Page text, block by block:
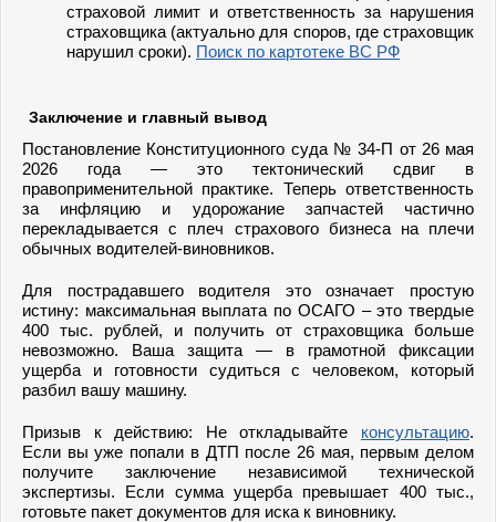
страховой лимит и ответственность за нарушения
страховщика (актуально для споров, где страховщик
нарушил сроки). Поиск по картотеке ВС РФ
Заключение и главный вывод
Постановление Конституционного суда № 34-П от 26 мая
2026 года — это тектонический сдвиг в
правоприменительной практике. Теперь ответственность
за инфляцию и удорожание запчастей частично
перекладывается с плеч страхового бизнеса на плечи
обычных водителей-виновников.
Для пострадавшего водителя это означает простую
истину: максимальная выплата по ОСАГО – это твердые
400 тыс. рублей, и получить от страховщика больше
невозможно. Ваша защита — в грамотной фиксации
ущерба и готовности судиться с человеком, который
разбил вашу машину.
Призыв к действию: Не откладывайте консультацию.
Если вы уже попали в ДТП после 26 мая, первым делом
получите заключение независимой технической
экспертизы. Если сумма ущерба превышает 400 тыс.,
готовьте пакет документов для иска к виновнику.